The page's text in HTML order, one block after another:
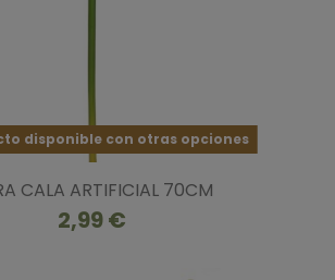
disponible con otras opciones
CALA ARTIFICIAL 70CM
2,99 €